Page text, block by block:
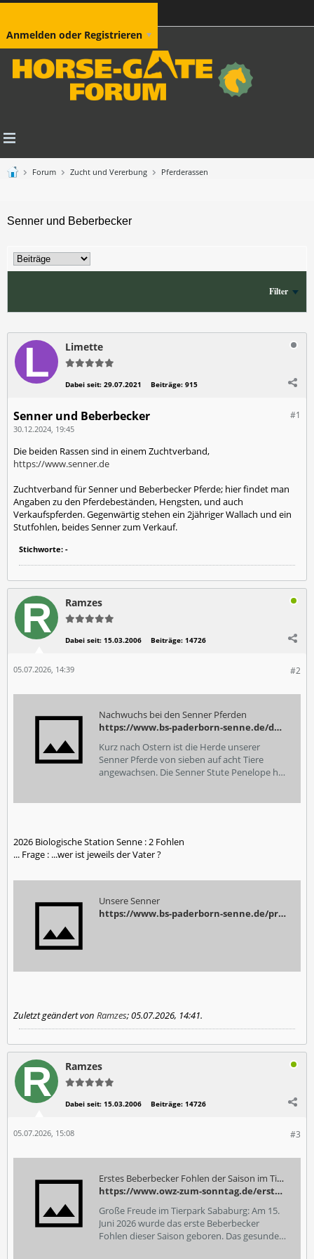
Anmelden oder Registrieren
Forum Zucht und Vererbung Pferderassen
Senner und Beberbecker
Filter
Limette
Dabei seit: 29.07.2021 Beiträge: 915
#1
Senner und Beberbecker
30.12.2024, 19:45
Die beiden Rassen sind in einem Zuchtverband,
https://www.senner.de
Zuchtverband für Senner und Beberbecker Pferde; hier findet man
Angaben zu den Pferdebeständen, Hengsten, und auch
Verkaufspferden. Gegenwärtig stehen ein 2jähriger Wallach und ein
Stutfohlen, beides Senner zum Verkauf.
Stichworte: -
Ramzes
Dabei seit: 15.03.2006 Beiträge: 14726
#2
05.07.2026, 14:39
Nachwuchs bei den Senner Pferden
https://www.bs-paderborn-senne.de/detail/nachwuchs-bei-den-senner-pferden/
Kurz nach Ostern ist die Herde unserer
Senner Pferde von sieben auf acht Tiere
angewachsen. Die Senner Stute Penelope hat
2026 Biologische Station Senne : 2 Fohlen
... Frage : ...wer ist jeweils der Vater ?
Unsere Senner
https://www.bs-paderborn-senne.de/projekte/beweidung/senner-pferde/unsere-senner/
Zuletzt geändert von Ramzes;05.07.2026, 14:41.
Ramzes
Dabei seit: 15.03.2006 Beiträge: 14726
#3
05.07.2026, 15:08
Erstes Beberbecker Fohlen der Saison im Tierpark Sababurg geboren | OWZ zum Sonntag
https://www.owz-zum-sonntag.de/erstes-beberbecker-fohlen-der-saison-im-tierpark-sababurg-geboren/cnt-id-ps-8a6434fc-3b8e-4bb6-8bbf-6084468323e7
Große Freude im Tierpark Sababurg: Am 15.
Juni 2026 wurde das erste Beberbecker
Fohlen dieser Saison geboren. Das gesunde